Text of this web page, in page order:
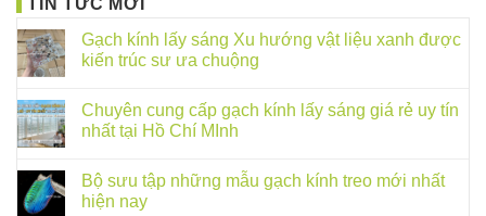
TIN TỨC MỚI
Gạch kính lấy sáng Xu hướng vật liệu xanh được
kiến trúc sư ưa chuộng
Chuyên cung cấp gạch kính lấy sáng giá rẻ uy tín
nhất tại Hồ Chí MInh
Bộ sưu tập những mẫu gạch kính treo mới nhất
hiện nay